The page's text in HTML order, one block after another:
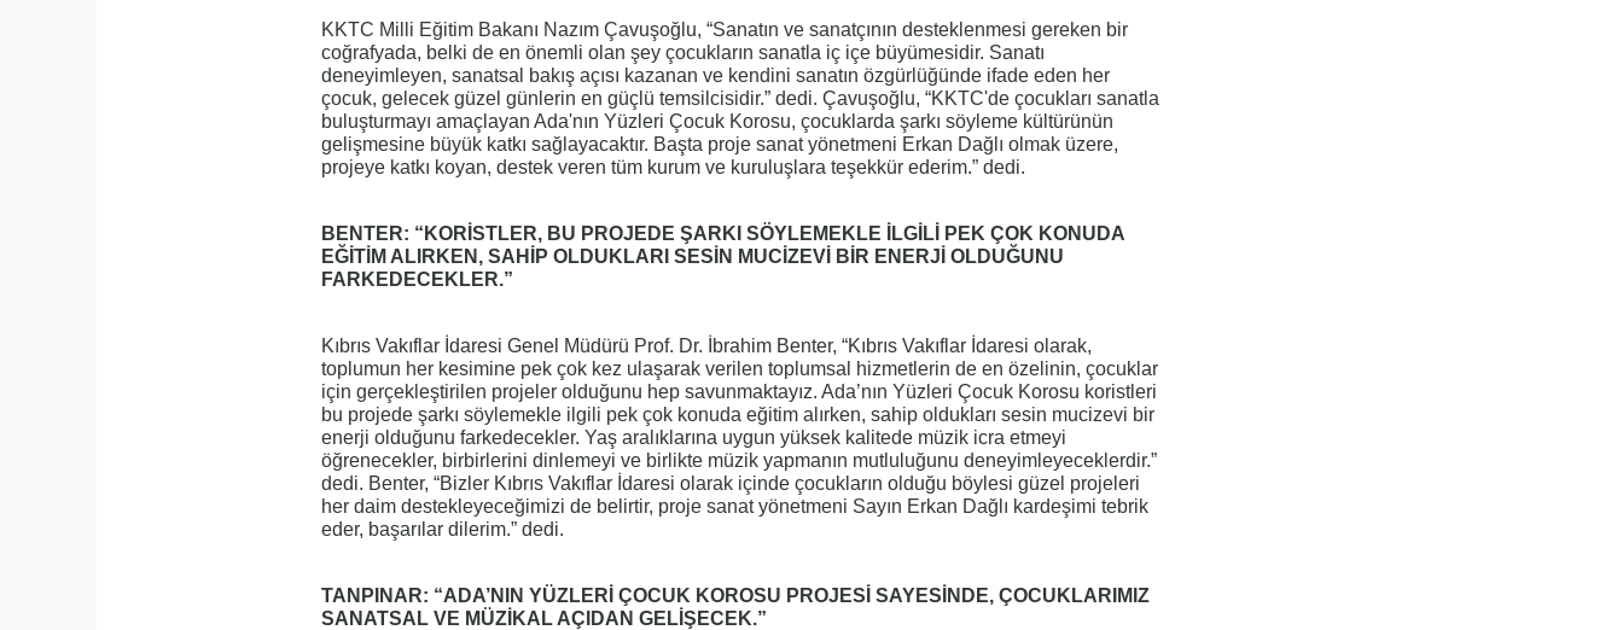
KKTC Milli Eğitim Bakanı Nazım Çavuşoğlu, “Sanatın ve sanatçının desteklenmesi gereken bir
coğrafyada, belki de en önemli olan şey çocukların sanatla iç içe büyümesidir. Sanatı
deneyimleyen, sanatsal bakış açısı kazanan ve kendini sanatın özgürlüğünde ifade eden her
çocuk, gelecek güzel günlerin en güçlü temsilcisidir.” dedi. Çavuşoğlu, “KKTC'de çocukları sanatla
buluşturmayı amaçlayan Ada'nın Yüzleri Çocuk Korosu, çocuklarda şarkı söyleme kültürünün
gelişmesine büyük katkı sağlayacaktır. Başta proje sanat yönetmeni Erkan Dağlı olmak üzere,
projeye katkı koyan, destek veren tüm kurum ve kuruluşlara teşekkür ederim.” dedi.
BENTER: “KORİSTLER, BU PROJEDE ŞARKI SÖYLEMEKLE İLGİLİ PEK ÇOK KONUDA
EĞİTİM ALIRKEN, SAHİP OLDUKLARI SESİN MUCİZEVİ BİR ENERJİ OLDUĞUNU
FARKEDECEKLER.”
Kıbrıs Vakıflar İdaresi Genel Müdürü Prof. Dr. İbrahim Benter, “Kıbrıs Vakıflar İdaresi olarak,
toplumun her kesimine pek çok kez ulaşarak verilen toplumsal hizmetlerin de en özelinin, çocuklar
için gerçekleştirilen projeler olduğunu hep savunmaktayız. Ada’nın Yüzleri Çocuk Korosu koristleri
bu projede şarkı söylemekle ilgili pek çok konuda eğitim alırken, sahip oldukları sesin mucizevi bir
enerji olduğunu farkedecekler. Yaş aralıklarına uygun yüksek kalitede müzik icra etmeyi
öğrenecekler, birbirlerini dinlemeyi ve birlikte müzik yapmanın mutluluğunu deneyimleyeceklerdir.”
dedi. Benter, “Bizler Kıbrıs Vakıflar İdaresi olarak içinde çocukların olduğu böylesi güzel projeleri
her daim destekleyeceğimizi de belirtir, proje sanat yönetmeni Sayın Erkan Dağlı kardeşimi tebrik
eder, başarılar dilerim.” dedi.
TANPINAR: “ADA’NIN YÜZLERİ ÇOCUK KOROSU PROJESİ SAYESİNDE, ÇOCUKLARIMIZ
SANATSAL VE MÜZİKAL AÇIDAN GELİŞECEK.”